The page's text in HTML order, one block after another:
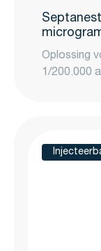
Oplossing
1/200.000